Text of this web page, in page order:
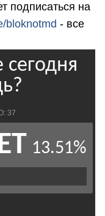
подписаться на
bloknotmd - все